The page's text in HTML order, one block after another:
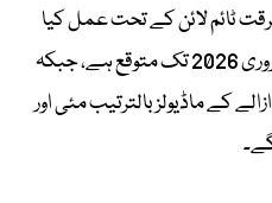
ٹائم لائن کے تحت عمل کیا
جائے گا۔ سسٹم کا ابتدائی نمونہ فروری 2026 تک متوقع ہے، جبکہ
کے ماڈیولز بالترتیب مئی اور